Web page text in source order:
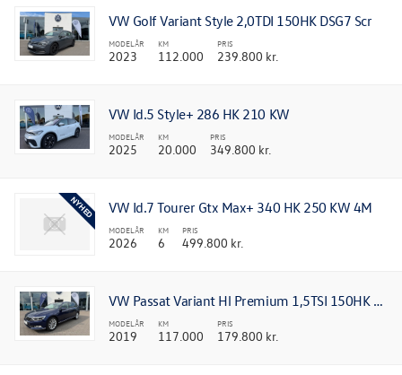
VW Golf Variant Style 2,0TDI 150HK DSG7 Scr
MODELÅR
2023
KM
112.000
PRIS
239.800 kr.
VW Id.5 Style+ 286 HK 210 KW
MODELÅR
2025
KM
20.000
PRIS
349.800 kr.
VW Id.7 Tourer Gtx Max+ 340 HK 250 KW 4M
MODELÅR
2026
KM
6
PRIS
499.800 kr.
VW Passat Variant Hl Premium 1,5TSI 150HK DSG7
MODELÅR
2019
KM
117.000
PRIS
179.800 kr.